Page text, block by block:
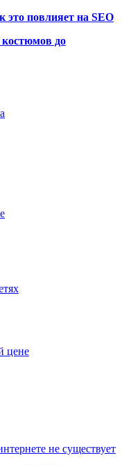
это повлияет на SEO
до
цене
не существует